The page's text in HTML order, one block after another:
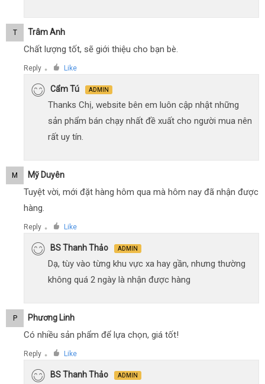
T Trâm Anh
Chất lượng tốt, sẽ giới thiệu cho bạn bè.
Reply ● Like
Cẩm Tú ADMIN
Thanks Chị, website bên em luôn cập nhật những
sản phẩm bán chạy nhất đề xuất cho người mua nên
rất uy tín.
M Mỹ Duyên
Tuyệt vời, mới đặt hàng hôm qua mà hôm nay đã nhận được
hàng.
Reply ● Like
BS Thanh Thảo ADMIN
Dạ, tùy vào từng khu vực xa hay gần, nhưng thường
không quá 2 ngày là nhận được hàng
P Phương Linh
Có nhiều sản phẩm để lựa chọn, giá tốt!
Reply ● Like
BS Thanh Thảo ADMIN